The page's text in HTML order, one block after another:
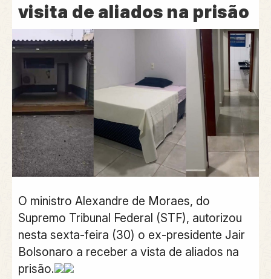
visita de aliados na prisão
O ministro Alexandre de Moraes, do
Supremo Tribunal Federal (STF), autorizou
nesta sexta-feira (30) o ex-presidente Jair
Bolsonaro a receber a vista de aliados na
prisão.